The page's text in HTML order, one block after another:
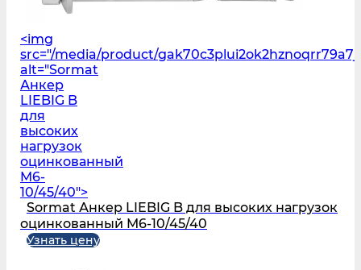
<img
src="/media/product/
alt="Sormat
Анкер
LIEBIG B
для
высоких
нагрузок
оцинкованный
M6-
10/45/40">
Sormat Анкер LIEBIG B для высоких нагрузок
оцинкованный M6-10/45/40
Узнать цену